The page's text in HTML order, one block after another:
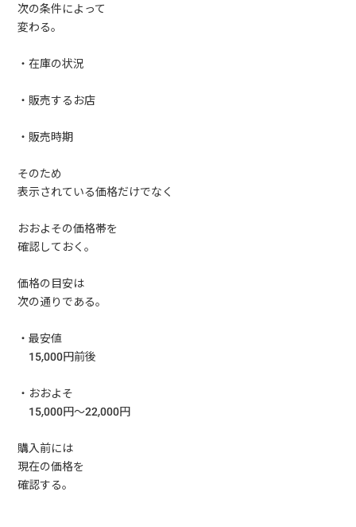
次の条件によって
変わる。
・在庫の状況
・販売するお店
・販売時期
そのため
表示されている価格だけでなく
おおよその価格帯を
確認しておく。
価格の目安は
次の通りである。
・最安値
15,000円前後
・おおよそ
15,000円〜22,000円
購入前には
現在の価格を
確認する。